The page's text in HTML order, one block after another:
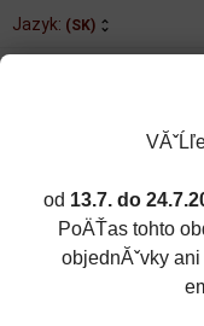
Jazyk: (SK)
od 13.7. do
PoÄŤas tohto
objednĂˇvky